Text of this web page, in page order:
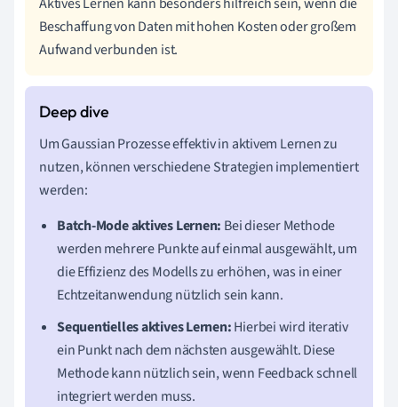
Beschaffung von Daten mit hohen Kosten oder großem
Aufwand verbunden ist.
Um Gaussian Prozesse effektiv in aktivem Lernen zu
nutzen, können verschiedene Strategien implementiert
werden:
Batch-Mode aktives Lernen: Bei dieser Methode
werden mehrere Punkte auf einmal ausgewählt, um
die Effizienz des Modells zu erhöhen, was in einer
Echtzeitanwendung nützlich sein kann.
Sequentielles aktives Lernen:Hierbei wird iterativ
ein Punkt nach dem nächsten ausgewählt. Diese
Methode kann nützlich sein, wenn Feedback schnell
integriert werden muss.